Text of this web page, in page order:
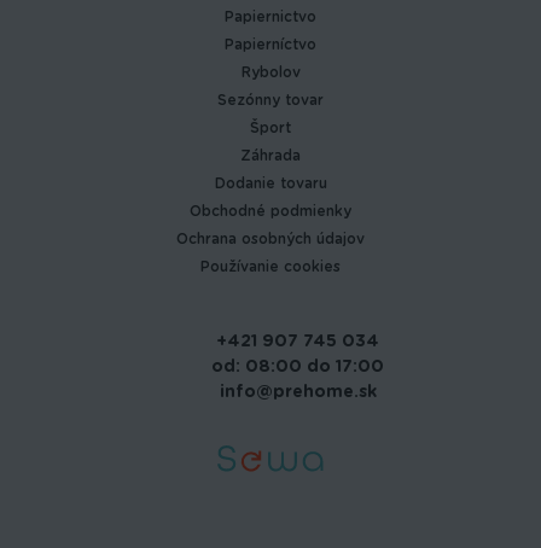
Papiernictvo
Papierníctvo
Rybolov
Sezónny tovar
Šport
Záhrada
Dodanie tovaru
Obchodné podmienky
Ochrana osobných údajov
Používanie cookies
+421 907 745 034
od: 08:00 do 17:00
info@prehome.sk